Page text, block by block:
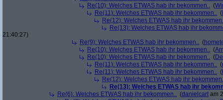
Re(10): Welches ETWAS hab ihr bekommen.. (
Re(11): Welches ETWAS hab ihr bekommen.. (
Re(12): Welches ETWAS hab ihr
Re(13): Welches ETWAS hab ihr
21:40:27)
Re(9): Welches ETWAS hab ihr bekommen.. (
Re(10): Welches ETWAS hab ihr bekommen.. (
Re(10): Welches ETWAS hab ihr bekommen.. (
Re(11): Welches ETWAS hab ihr bekommen.. (
Re(11): Welches ETWAS hab ihr bekommen.. (
Re(12): Welches ETWAS hab ihr
Re(13): Welches ETWAS hab ihr
Re(6): Welches ETWAS hab ihr bekommen.. (danielcart am